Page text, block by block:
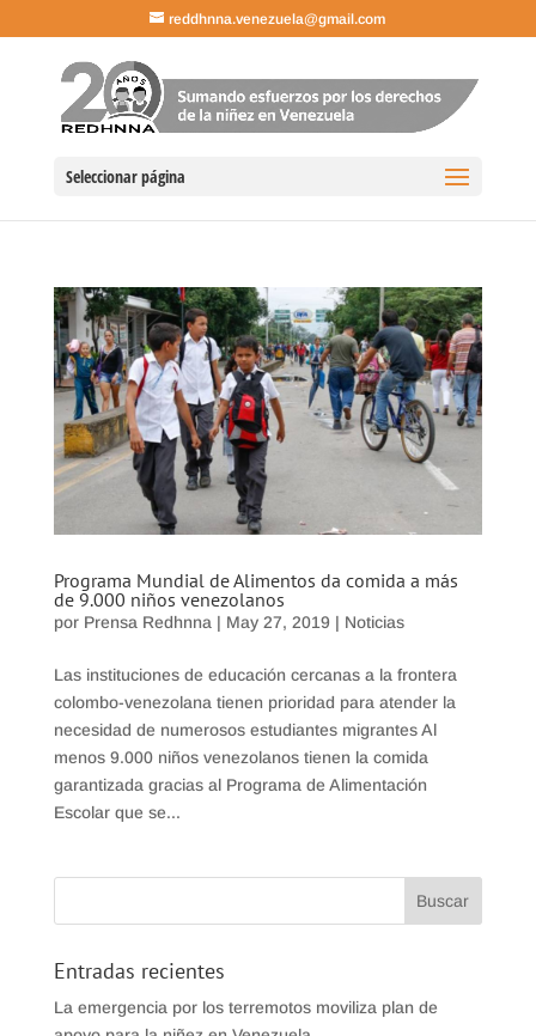
reddhnna.venezuela@gmail.com
Seleccionar página
Programa Mundial de Alimentos da comida a más
de 9.000 niños venezolanos
por Prensa Redhnna| May 27, 2019 | Noticias
Las instituciones de educación cercanas a la frontera
colombo-venezolana tienen prioridad para atender la
necesidad de numerosos estudiantes migrantes Al
menos 9.000 niños venezolanos tienen la comida
garantizada gracias al Programa de Alimentación
Escolar que se...
Entradas recientes
La emergencia por los terremotos moviliza plan de